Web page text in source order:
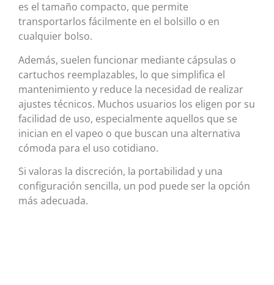
es el tamaño compacto, que permite
transportarlos fácilmente en el bolsillo o en
cualquier bolso.
Además, suelen funcionar mediante cápsulas o
cartuchos reemplazables, lo que simplifica el
mantenimiento y reduce la necesidad de realizar
ajustes técnicos. Muchos usuarios los eligen por su
facilidad de uso, especialmente aquellos que se
inician en el vapeo o que buscan una alternativa
cómoda para el uso cotidiano.
Si valoras la discreción, la portabilidad y una
configuración sencilla, un pod puede ser la opción
más adecuada.